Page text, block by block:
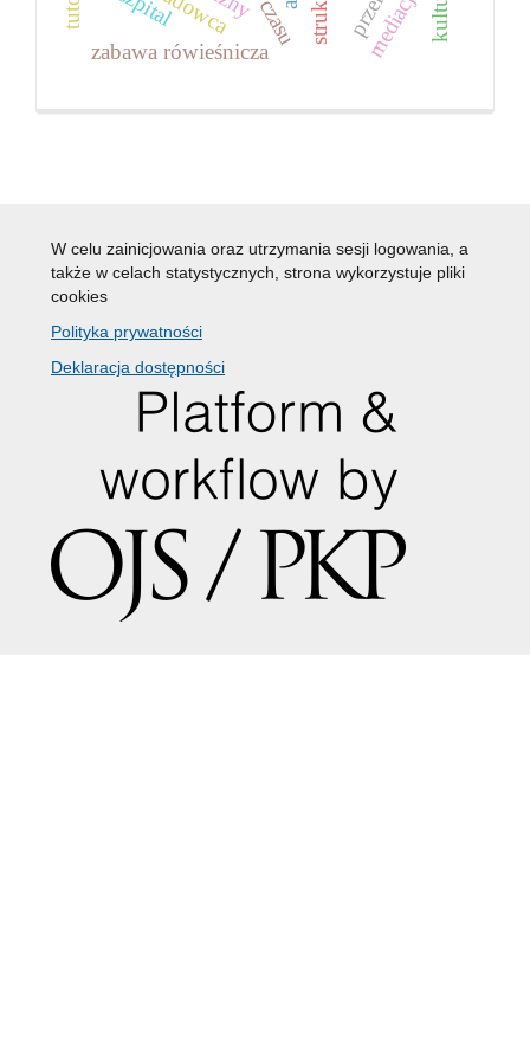
zabawa rówieśnicza mediacja
W celu zainicjowania oraz utrzymania sesji logowania, a
także w celach statystycznych, strona wykorzystuje pliki
cookies
Polityka prywatności
Deklaracja dostępności